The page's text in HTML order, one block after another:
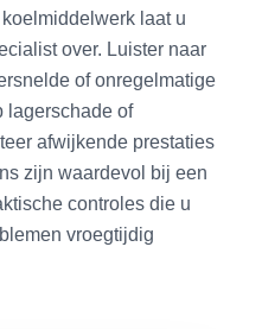
laat u
over. Luister naar
of onregelmatige
lagerschade of
afwijkende prestaties
zijn waardevol bij een
controles die u
vroegtijdig